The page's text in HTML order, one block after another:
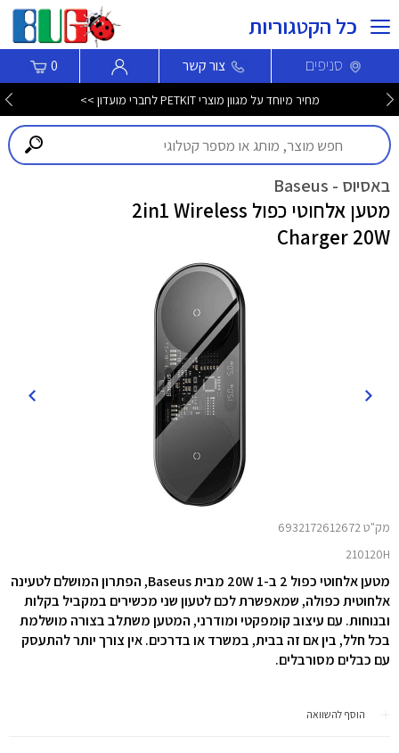
כל הקטגוריות
סניפים צור קשר 0
מחיר מיוחד על מגוון מוצרי PETKIT לחברי מועדון >>
באסיוס - Baseus
מטען אלחוטי כפול 2in1 Wireless
Charger 20W
מק"ט 6932172612672
210120H
מטען אלחוטי כפול 2 ב-1 20W מבית Baseus,
הפתרון המושלם לטעינה
אלחוטית כפולה, שמאפשרת לכם לטעון שני מכשירים במקביל בקלות
ובנוחות. עם עיצוב קומפקטי ומודרני, המטען משתלב בצורה מושלמת
בכל חלל, בין אם זה בבית, במשרד או בדרכים. אין צורך יותר להתעסק
עם כבלים מסורבלים.
הוסף להשוואה